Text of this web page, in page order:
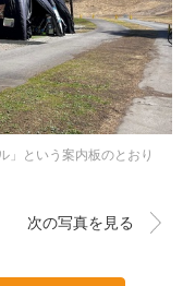
」という案内板のとおり
次の写真を見る